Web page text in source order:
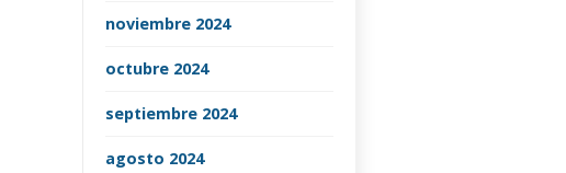
noviembre 2024
octubre 2024
septiembre 2024
agosto 2024